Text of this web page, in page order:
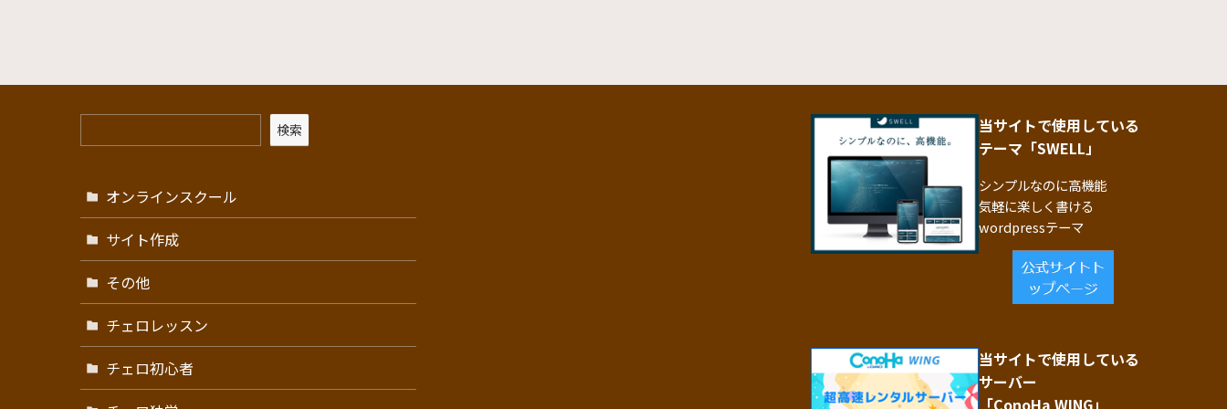
検索
オンラインスクール
サイト作成
その他
チェロレッスン
チェロ初心者
当サイトで使用している
テーマ「SWELL」
シンプルなのに高機能
気軽に楽しく書ける
wordpressテーマ
当サイトで使用している
サーバー